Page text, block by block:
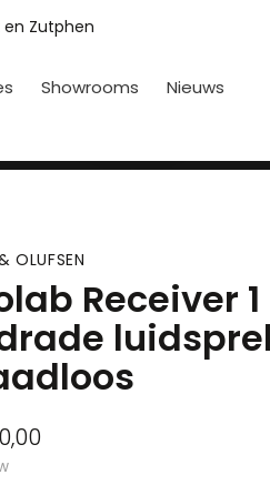
Showrooms Nieuws
en Zutphen
OLUFSEN
Receiver